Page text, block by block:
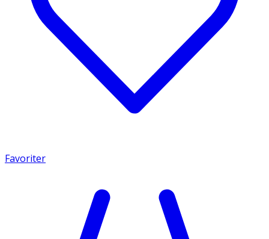
Favoriter